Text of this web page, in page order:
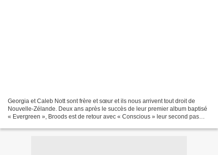
Georgia et Caleb Nott sont frère et sœur et ils nous arrivent tout droit de
Nouvelle-Zélande. Deux ans après le succès de leur premier album baptisé
« Evergreen », Broods est de retour avec « Conscious » leur second pas